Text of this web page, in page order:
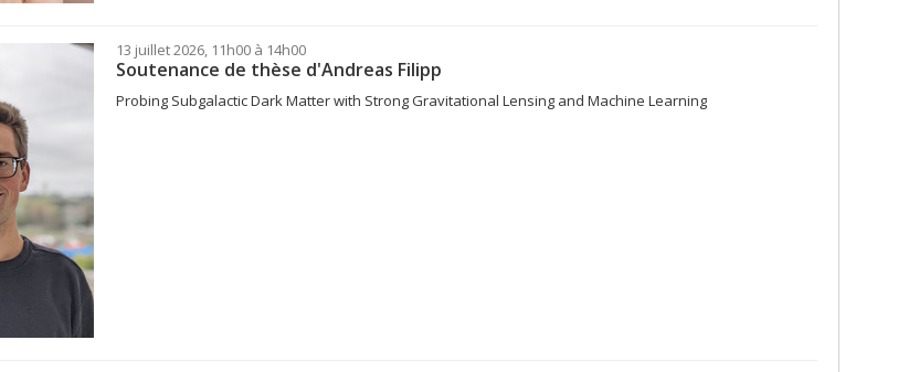
13 juillet 2026, 11h00 à 14h00
Soutenance de thèse d'Andreas Filipp
Probing Subgalactic Dark Matter with Strong Gravitational Lensing and Machine Learning